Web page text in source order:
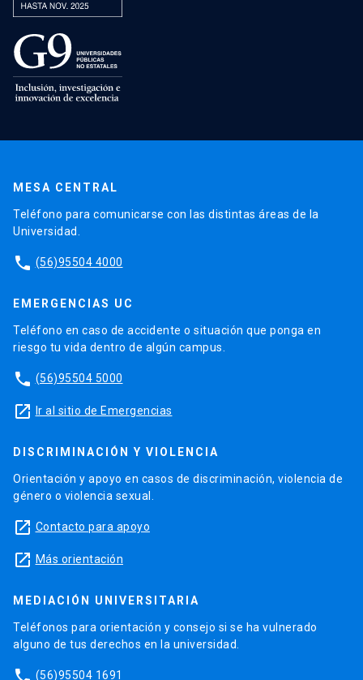
MESA CENTRAL
Teléfono para comunicarse con las distintas áreas de la
Universidad.
phone (56)95504 4000
EMERGENCIAS UC
Teléfono en caso de accidente o situación que ponga en
riesgo tu vida dentro de algún campus.
phone (56)95504 5000
launch Ir al sitio de Emergencias
DISCRIMINACIÓN Y VIOLENCIA
Orientación y apoyo en casos de discriminación, violencia de
género o violencia sexual.
launch Contacto para apoyo
launch Más orientación
MEDIACIÓN UNIVERSITARIA
Teléfonos para orientación y consejo si se ha vulnerado
alguno de tus derechos en la universidad.
(56)95504 1691